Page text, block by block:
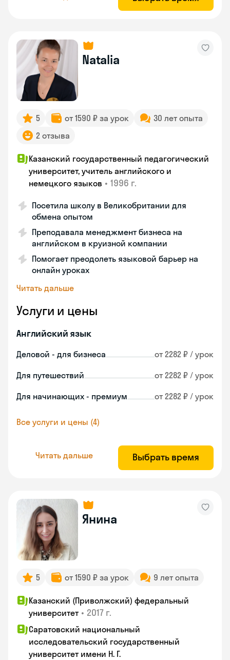
Natalia
5 от 1590 ₽ за урок
30 лет опыта
2 отзыва
Казанский государственный педагогический
университет, учитель английского и
немецкого языков • 1996 г.
Посетила школу в Великобритании для
обмена опытом
Преподавала менеджмент бизнеса на
английском в круизной компании
Помогает преодолеть языковой барьер на
онлайн уроках
Читать дальше
Услуги и цены
Английский язык
Деловой - для бизнеса от 2282 ₽ / урок
Для путешествий от 2282 ₽ / урок
Для начинающих - премиум от 2282 ₽ / урок
Все услуги и цены (4)
Читать дальше Выбрать время
Янина
5 от 1590 ₽ за урок 9 лет опыта
Казанский (Приволжский) федеральный
университет • 2017 г.
Саратовский национальный
исследовательский государственный
университет имени Н. Г.